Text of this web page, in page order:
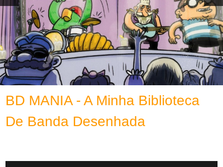
BD MANIA - A Minha Biblioteca
De Banda Desenhada